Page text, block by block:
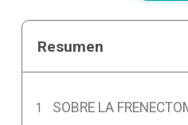
Resumen
SOBRE LA